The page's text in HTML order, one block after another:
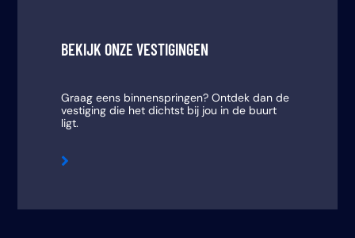
BEKIJK ONZE VESTIGINGEN
Graag eens binnenspringen? Ontdek dan de
vestiging die het dichtst bij jou in de buurt
ligt.
